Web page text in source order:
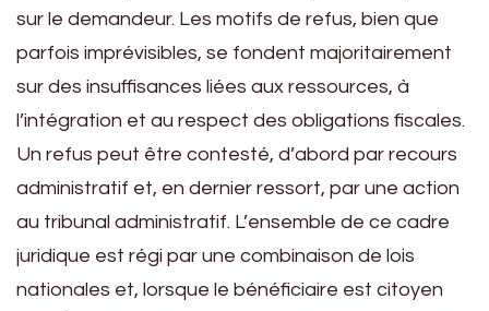
sur le demandeur. Les motifs de refus, bien que
parfois imprévisibles, se fondent majoritairement
sur des insuffisances liées aux ressources, à
l’intégration et au respect des obligations fiscales.
Un refus peut être contesté, d’abord par recours
administratif et, en dernier ressort, par une action
au tribunal administratif. L’ensemble de ce cadre
juridique est régi par une combinaison de lois
nationales et, lorsque le bénéficiaire est citoyen